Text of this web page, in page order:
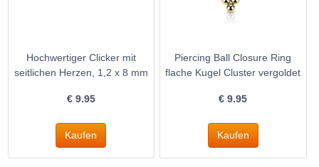
Hochwertiger Clicker mit
seitlichen Herzen, 1,2 x 8 mm
€ 9.95
Piercing Ball Closure Ring
flache Kugel Cluster vergoldet
€9.95